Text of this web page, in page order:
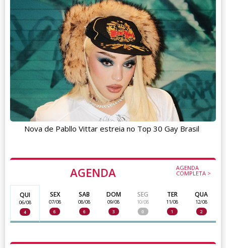
Nova de Pabllo Vittar estreia no Top 30 Gay Brasil
AGENDA AGENDA
COMPLETA >
QUI
06/08
4
SEX
07/08
6
SAB
08/08
6
DOM
09/08
3
SEG
10/08
0
TER
11/08
1
QUA
12/08
2